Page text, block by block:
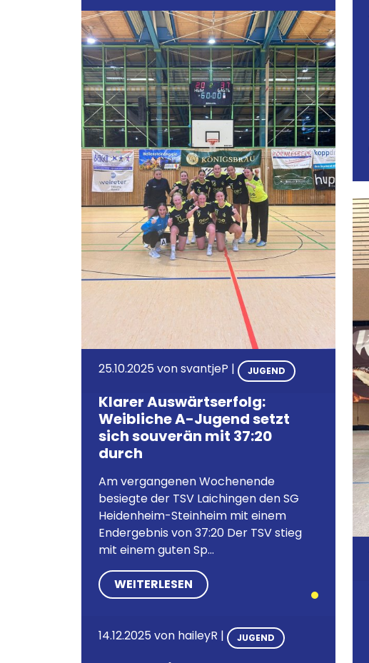
25.10.2025 vonsvantjeP | JUGEND
Klarer Auswärtserfolg:
Weibliche A-Jugend setzt
sich souverän mit 37:20
durch
Am vergangenen Wochenende
besiegte der TSV Laichingen den SG
Heidenheim-Steinheim mit einem
Endergebnis von 37:20 Der TSV stieg
mit einem guten Sp...
WEITERLESEN
14.12.2025 von haileyR | JUGEND